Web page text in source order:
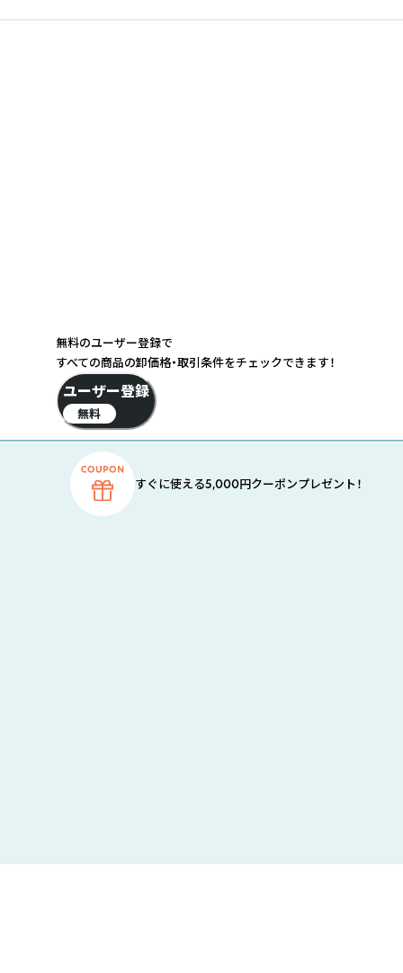
無料のユーザー登録で
すべての商品の卸価格・取引条件をチェックできます！
ユーザー登録
無料
すぐに使える5,000円クーポンプレゼント！